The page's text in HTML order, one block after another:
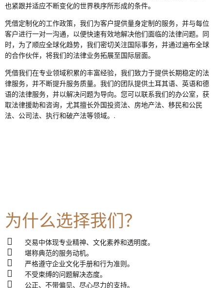
也紧跟并适应不断变化的世界秩序所形成的条件。
凭借定制化的工作政策，我们为客户提供量身定制的服务，并与每位
客户进行一对一沟通，以便快速有效地解决他们面临的法律问题。同
时，为了顺应全球化趋势，我们密切关注国际事务，并通过遍布全球
的合作伙伴，将我们的法律业务拓展至国际层面。
凭借我们在专业领域积累的丰富经验，我们致力于提供长期稳定的法
律服务，并不断提升服务质量。我们的团队提供土耳其语、英语和德
语的法律服务，并以解决问题为导向。您可以联系我们的办公室，获
取法律援助和咨询，尤其擅长外国投资法、房地产法、移民和公民
法、公司法、执行和破产法等领域。.
为什么选择我们？
交易中体现专业精神、文化素养和透明度。
堪称典范的服务动机。
严格遵守企业文化手册和行为准则。
不受束缚的问题解决态度。
公正、不带偏见、尽心尽力的支持。